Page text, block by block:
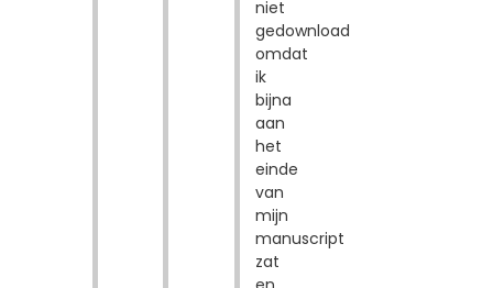
niet
gedownload
omdat
ik
bijna
aan
het
einde
van
mijn
manuscript
zat